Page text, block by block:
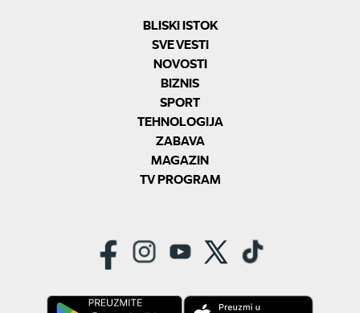
BLISKI ISTOK
SVE VESTI
NOVOSTI
BIZNIS
SPORT
TEHNOLOGIJA
ZABAVA
MAGAZIN
TV PROGRAM